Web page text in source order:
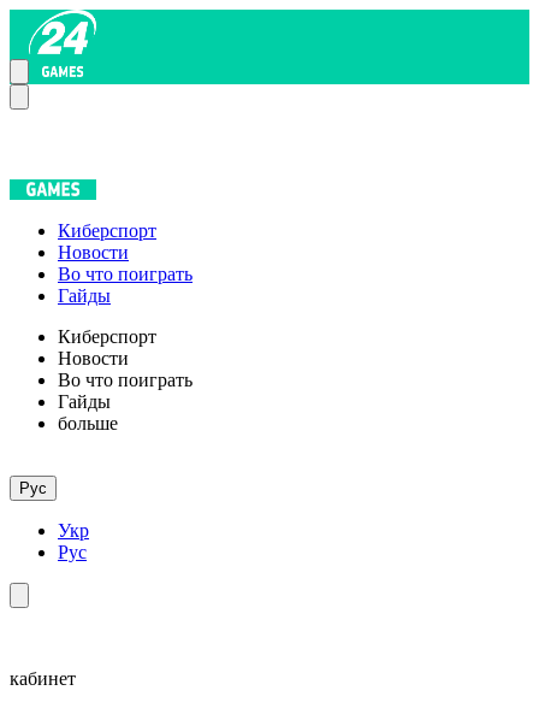
Киберспорт
Новости
Во что поиграть
Гайды
Киберспорт
Новости
Во что поиграть
Гайды
больше
Рус
Укр
Рус
кабинет